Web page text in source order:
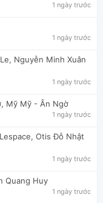
1 ngày trước
1 ngày trước
Nguyễn Minh Xuân
1 ngày trước
Mỹ Mỹ - Ân Ngờ
1 ngày trước
Otis Đỗ Nhật
1 ngày trước
Quang Huy
1 ngày trước